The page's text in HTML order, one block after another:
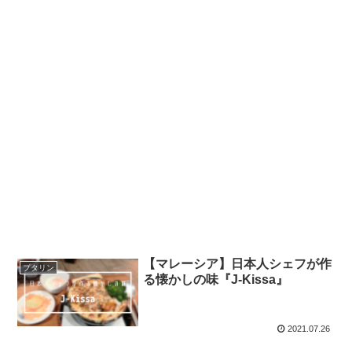
プタリン
【マレーシア】日本人シェフが作
る懐かしの味『J-Kissa』
2021.07.26